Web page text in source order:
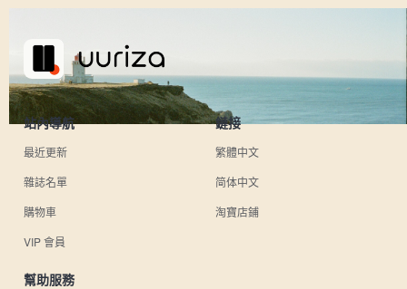
站內導航
最近更新
雜誌名單
購物車
VIP 會員
鏈接
繁體中文
简体中文
淘寶店鋪
幫助服務